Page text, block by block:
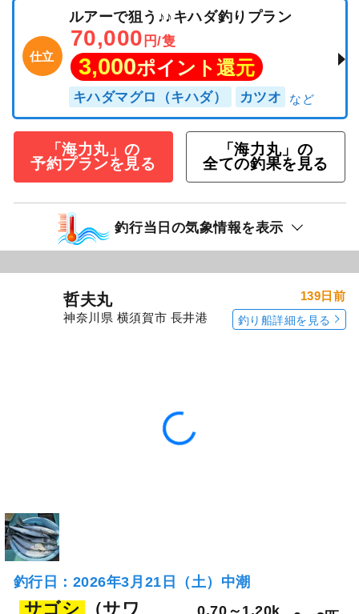
仕立
ルアーで狙う♪♪キハダ釣りプラン
70,000 円/隻
3,000ポイント還元
キハダマグロ（キハダ） カツオ
「海力丸」の
予約プランを見る
「海力丸」の
全ての釣果を見る
釣行当日の気象情報を表示
哲夫丸
神奈川県 横須賀市 長井港
139日前
釣り船詳細を見る
釣行日：2026年3月21日（土）中潮
サゴシ （サワ